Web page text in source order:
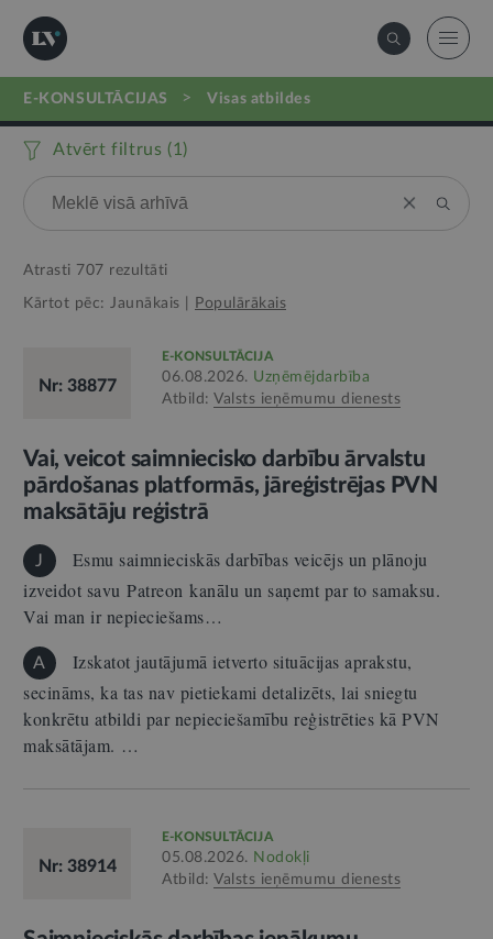
E-KONSULTĀCIJAS > visas atbildes
Atvērt filtrus (1 )
Atrasti 707 rezultāti
Kārtot pēc: Jaunākais Populārākais
Nr: 38877
E-KONSULTĀCIJA
06.08.2026. Uzņēmējdarbība
Atbild: Valsts ieņēmumu dienests
Vai, veicot saimniecisko darbību ārvalstu
pārdošanas platformās, jāreģistrējas PVN
maksātāju reģistrā
J
Esmu saimnieciskās darbības veicējs un plānoju
izveidot savu Patreon kanālu un saņemt par to samaksu.
Vai man ir nepieciešams…
A
Izskatot jautājumā ietverto situācijas aprakstu,
secināms, ka tas nav pietiekami detalizēts, lai sniegtu
konkrētu atbildi par nepieciešamību reģistrēties kā PVN
maksātājam. …
Nr: 38914
E-KONSULTĀCIJA
05.08.2026. Nodokļi
Atbild: Valsts ieņēmumu dienests